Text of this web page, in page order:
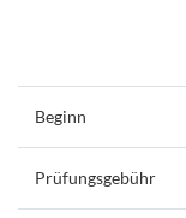
Beginn
Prüfungsgebühr